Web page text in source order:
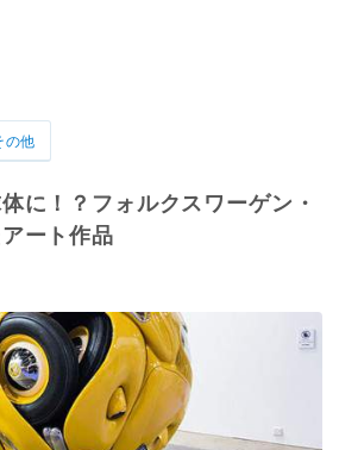
の他
に！？フォルクスワーゲン・
ート作品